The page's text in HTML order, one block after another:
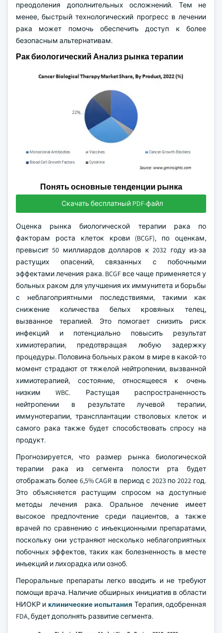
преодоления дополнительных осложнений. Тем не
менее, быстрый технологический прогресс в лечении
рака может помочь обеспечить доступ к более
безопасным альтернативам.
Рак биологический Анализ рынка терапии
Понять основные тенденции рынка
Скачать бесплатный PDF-файл
Оценка рынка биологической терапии рака по
факторам роста клеток крови (BCGF), по оценкам,
превысит 50 миллиардов долларов к 2032 году из-за
растущих опасений, связанных с побочными
эффектами лечения рака. BCGF все чаще применяется у
больных раком для улучшения их иммунитета и борьбы
с неблагоприятными последствиями, такими как
снижение количества белых кровяных телец,
вызванное терапией. Это помогает снизить риск
инфекций и потенциально повысить результат
химиотерапии, предотвращая любую задержку
процедуры. Половина больных раком в мире в какой-то
момент страдают от тяжелой нейтропении, вызванной
химиотерапией, состояние, относящееся к очень
низким WBC. Растущая распространенность
нейтропении в результате лучевой терапии,
иммунотерапии, трансплантации стволовых клеток и
самого рака также будет способствовать спросу на
продукт.
Прогнозируется, что размер рынка биологической
терапии рака из сегмента полости рта будет
отображать более 6,5% CAGR в период с 2023 по 2022 год.
Это объясняется растущим спросом на доступные
методы лечения рака. Оральное лечение имеет
высокое предпочтение среди пациентов, а также
врачей по сравнению с инъекционными препаратами,
поскольку они устраняют несколько неблагоприятных
побочных эффектов, таких как болезненность в месте
инъекций и лихорадка или озноб.
Пероральные препараты легко вводить и не требуют
помощи врача. Наличие обширных инициатив в области
НИОКР и клинические испытания Терапия, одобренная
FDA, будет дополнять развитие сегмента.